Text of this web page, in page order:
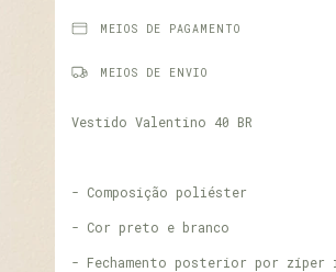
MEIOS DE PAGAMENTO
MEIOS DE ENVIO
Vestido Valentino 40 BR
- Composição poliéster
- Cor preto e branco
- Fechamento posterior por